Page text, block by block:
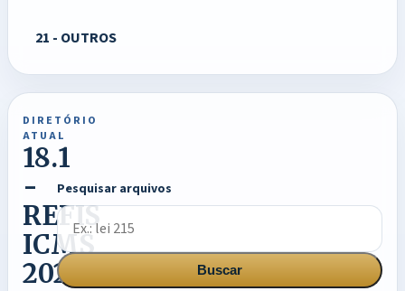
21 - OUTROS
DIRETÓRIO
ATUAL
18.1
-
REFIS
ICMS
2025
Pesquisar arquivos
Buscar